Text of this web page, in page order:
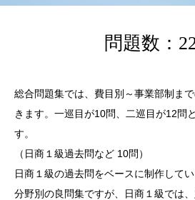
問題数：
総合問題集では、費目別～事業部制ま
きます。一巡目が10問、二巡目が12問
す。
（日商１級過去問など 10問）
日商１級の過去問をベースに制作してい
分野別の良問集ですが、日商１級では